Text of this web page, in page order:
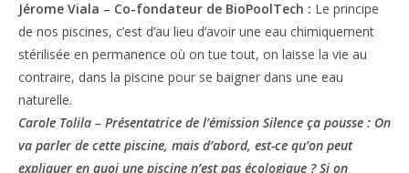
Jérome Viala – Co-fondateur de BioPoolTech : Le principe
de nos piscines, c’est d’au lieu d’avoir une eau chimiquement
stérilisée en permanence où on tue tout, on laisse la vie au
contraire, dans la piscine pour se baigner dans une eau
naturelle.
Carole Tolila – Présentatrice de l’émission Silence ça pousse : On
va parler de cette piscine, mais d’abord, est-ce qu’on peut
expliquer en quoi une piscine n’est pas écologique ? Si on